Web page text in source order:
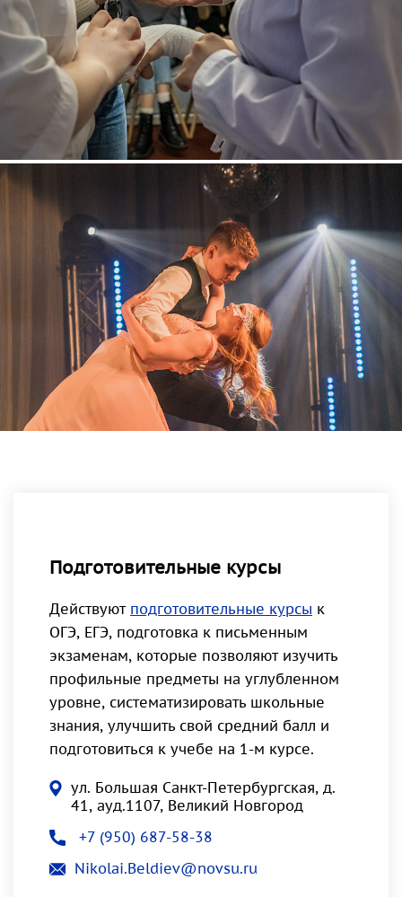
Подготовительные курсы
Действуют подготовительные курсы к
ОГЭ, ЕГЭ, подготовка к письменным
экзаменам, которые позволяют изучить
профильные предметы на углубленном
уровне, систематизировать школьные
знания, улучшить свой средний балл и
подготовиться к учебе на 1-м курсе.
ул. Большая Санкт-Петербургская, д.
41, ауд.1107, Великий Новгород
+7 (950) 687-58-38
Nikolai.Beldiev@novsu.ru